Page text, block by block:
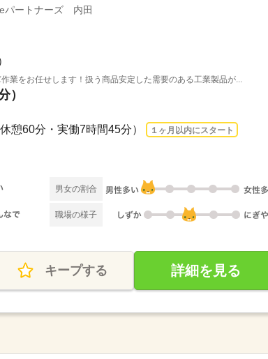
パートナーズ 内田
業をお任せします！扱う商品安定した需要のある工業製品が...
）
憩60分・実働7時間45分） １ヶ月以内にスタート
男女の割合
職場の様子
キープする 詳細を見る